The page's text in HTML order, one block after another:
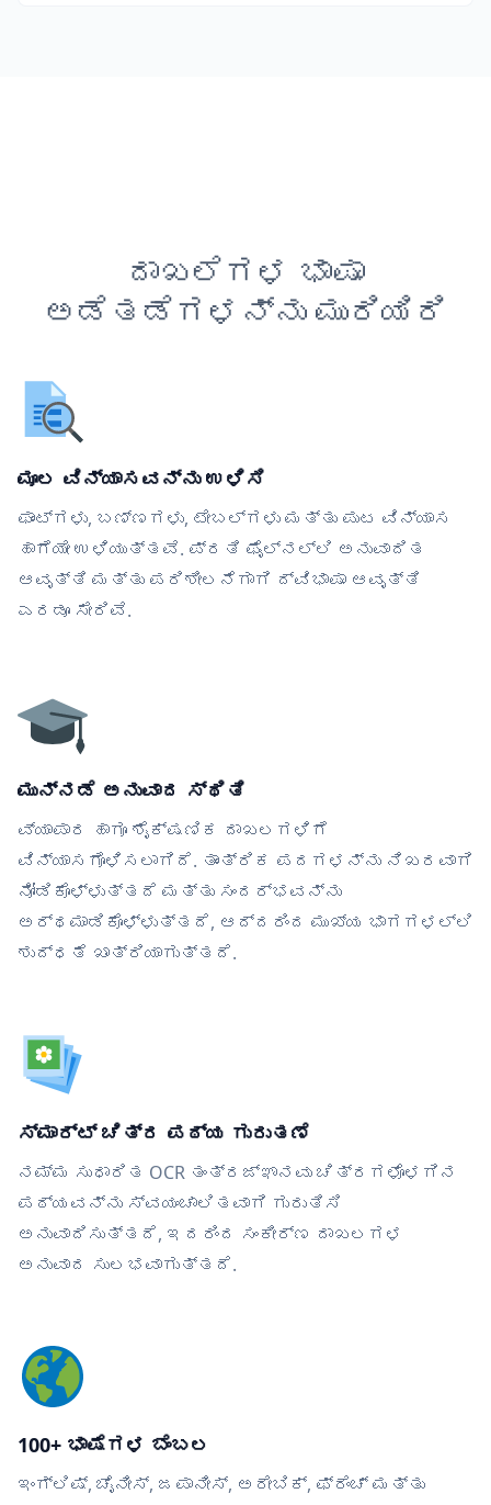
ದಾಖಲೆಗಳ ಭಾಷಾ
ಅಡೆತಡೆಗಳನ್ನು ಮುರಿಯಿರಿ
ಮೂಲ ವಿನ್ಯಾಸವನ್ನು ಉಳಿಸಿ
ಫಾಂಟ್‌ಗಳು, ಬಣ್ಣಗಳು, ಟೇಬಲ್‌ಗಳು ಮತ್ತು ಪುಟ ವಿನ್ಯಾಸ
ಹಾಗೆಯೇ ಉಳಿಯುತ್ತವೆ. ಪ್ರತಿ ಫೈಲ್‌ನಲ್ಲಿ ಅನುವಾದಿತ
ಆವೃತ್ತಿ ಮತ್ತು ಪರಿಶೀಲನೆಗಾಗಿ ದ್ವಿಭಾಷಾ ಆವೃತ್ತಿ
ಎರಡೂ ಸೇರಿವೆ.
ಮುನ್ನಡೆ ಅನುವಾದ ಸ್ಥಿತಿ
ವ್ಯಾಪಾರ ಹಾಗೂ ಶೈಕ್ಷಣಿಕ ದಾಖಲಗಳಿಗೆ
ವಿನ್ಯಾಸಗೊಳಿಸಲಾಗಿದೆ. ತಾಂತ್ರಿಕ ಪದಗಳನ್ನು ನಿಖರವಾಗಿ
ನೋಡಿಕೊಳ್ಳುತ್ತದೆ ಮತ್ತು ಸಂದರ್ಭವನ್ನು
ಅರ್ಥಮಾಡಿಕೊಳ್ಳುತ್ತದೆ, ಆದ್ದರಿಂದ ಮುಖ್ಯ ಭಾಗಗಳಲ್ಲಿ
ಶುದ್ಧತೆ ಖಾತ್ರಿಯಾಗುತ್ತದೆ.
ಸ್ಮಾರ್ಟ್ ಚಿತ್ರ ಪಠ್ಯ ಗುರುತಣೆ
ನಮ್ಮ ಸುಧಾರಿತ OCR ತಂತ್ರಜ್ಞಾನವು ಚಿತ್ರಗಳೊಳಗಿನ
ಪಠ್ಯವನ್ನು ಸ್ವಯಂಚಾಲಿತವಾಗಿ ಗುರುತಿಸಿ
ಅನುವಾದಿಸುತ್ತದೆ, ಇದರಿಂದ ಸಂಕೀರ್ಣ ದಾಖಲಗಳ
ಅನುವಾದ ಸುಲಭವಾಗುತ್ತದೆ.
100+ ಭಾಷೆಗಳ ಬೆಂಬಲ
ಇಂಗ್ಲಿಷ್, ಚೈನೀಸ್, ಜಪಾನೀಸ್, ಅರೇಬಿಕ್, ಫ್ರೆಂಚ್ ಮತ್ತು